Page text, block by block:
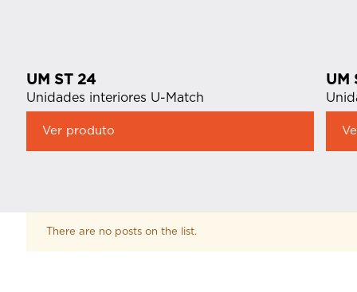
UM ST 24
Unidades interiores U-Match
Ver produto
UM
There are no posts on the list.